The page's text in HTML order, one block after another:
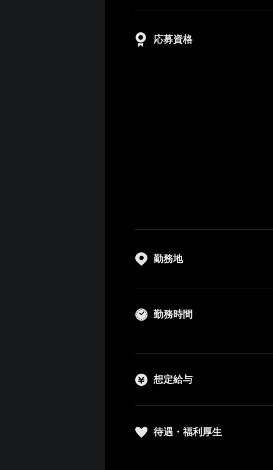
応募資格
勤務地
勤務時間
想定給与
待遇・福利厚生